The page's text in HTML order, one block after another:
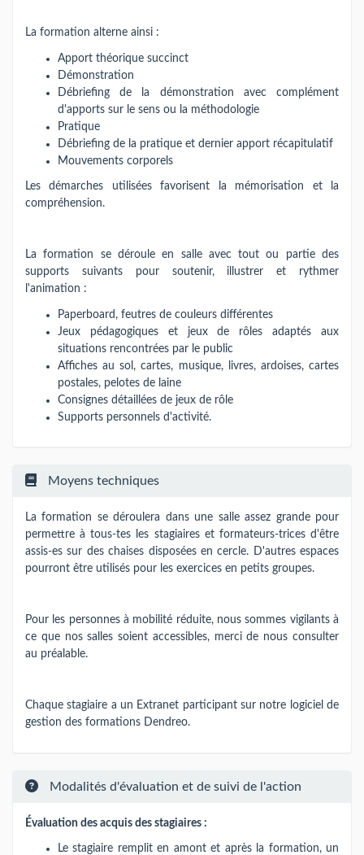
La formation alterne ainsi :
Apport théorique succinct
Démonstration
Débriefing de la démonstration avec complément
d'apports sur le sens ou la méthodologie
Pratique
Débriefing de la pratique et dernier apport récapitulatif
Mouvements corporels
Les démarches utilisées favorisent la mémorisation et la
compréhension.
La formation se déroule en salle avec tout ou partie des
supports suivants pour soutenir, illustrer et rythmer
l'animation :
Paperboard, feutres de couleurs différentes
Jeux pédagogiques et jeux de rôles adaptés aux
situations rencontrées par le public
Affiches au sol, cartes, musique, livres, ardoises, cartes
postales, pelotes de laine
Consignes détaillées de jeux de rôle
Supports personnels d'activité.
Moyens techniques
La formation se déroulera dans une salle assez grande pour
permettre à tous-tes les stagiaires et formateurs-trices d'être
assis-es sur des chaises disposées en cercle. D'autres espaces
pourront être utilisés pour les exercices en petits groupes.
Pour les personnes à mobilité réduite, nous sommes vigilants à
ce que nos salles soient accessibles, merci de nous consulter
au préalable.
Chaque stagiaire a un Extranet participant sur notre logiciel de
gestion des formations Dendreo.
Modalités d'évaluation et de suivi de l'action
Évaluation des acquis des stagiaires :
Le stagiaire remplit en amont et après la formation, un